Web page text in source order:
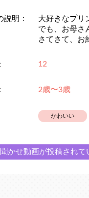
説明：
大好きなプリ
でも、お母さ
さてさて、お
12
2歳〜3歳
かわいい
かせ動画が投稿されて